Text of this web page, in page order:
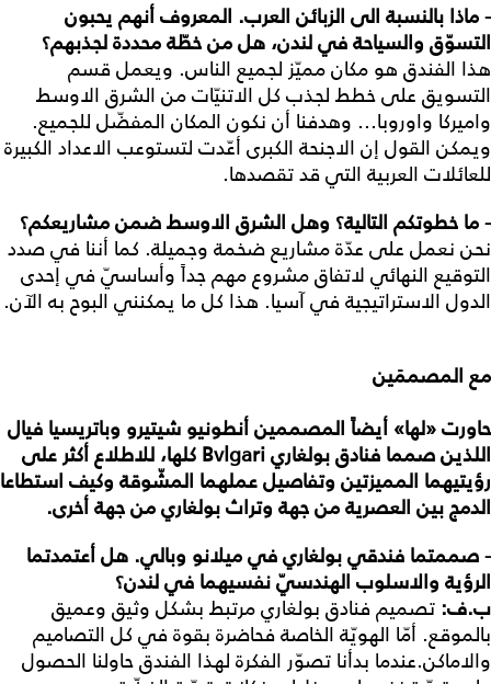
- ماذا بالنسبة الى الزبائن العرب. المعروف أنهم يحبون
التسوّق والسياحة في لندن، هل من خطّة محددة لجذبهم؟
هذا الفندق هو مكان مميّز لجميع الناس. ويعمل قسم
التسويق على خطط لجذب كل الاتنيّات من الشرق الاوسط
واميركا واوروبا... وهدفنا أن نكون المكان المفضّل للجميع.
ويمكن القول إن الاجنحة الكبرى أعّدت لتستوعب الاعداد الكبيرة
للعائلات العربية التي قد تقصدها.
- ما خطوتكم التالية؟ وهل الشرق الاوسط ضمن مشاريعكم؟
نحن نعمل على عدّة مشاريع ضخمة وجميلة. كما أننا في صدد
التوقيع النهائي لاتفاق مشروع مهم جداً وأساسيّ في إحدى
الدول الاستراتيجية في آسيا. هذا كل ما يمكنني البوح به الآن.
مع المصممَين
حاورت«لها» أيضاً المصممينأنطونيو شيتيرو وباتريسيا فيال
اللذينصمما فنادقبولغاري كلها، للاطلاعأكثرعلى
رؤيتيهما المميزتين وتفاصيلعملهما المشّوقة وكيف استطاعا
الدمجبين العصريةمنجهة وتراثبولغاريمنجهةأخرى.
- صممتما فندقي بولغاري في ميلانو وبالي. هل أعتمدتما
الرؤية والاسلوب الهندسيّ نفسيهما في لندن؟
ب.ف: تصميم فنادق بولغاري مرتبط بشكل وثيق وعميق
بالموقع. أمّا الهويّة الخاصة فحاضرة بقوة في كل التصاميم
والاماكن.عندما بدأنا تصوّر الفكرة لهذا الفندق حاولنا الحصول